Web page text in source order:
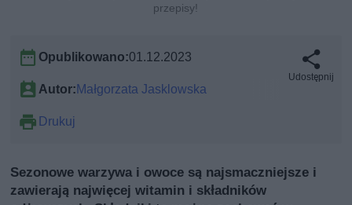
przepisy!
Opublikowano:01.12.2023
Autor: Małgorzata Jasklowska
Drukuj
Udostępnij
Sezonowe warzywa i owoce są najsmaczniejsze i
zawierają najwięcej witamin i składników